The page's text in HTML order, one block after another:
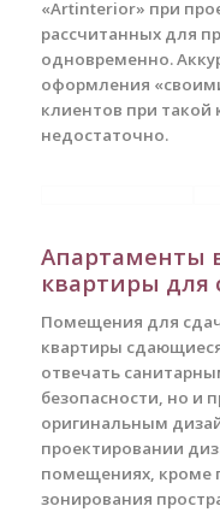
«Artinterior» при
рассчитанных для
одновременно.
оформления
клиентов при такой
недостаточно.
Апартаменты
квартиры для
Помещения для
квартиры
отвечать
безопасности, но и
оригинальным
проектировании
помещениях, кроме
зонирования